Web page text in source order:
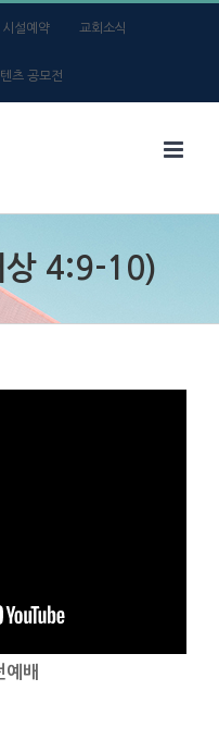
시설예약 교회소식
츠 공모전
상 4:9-10)
예배